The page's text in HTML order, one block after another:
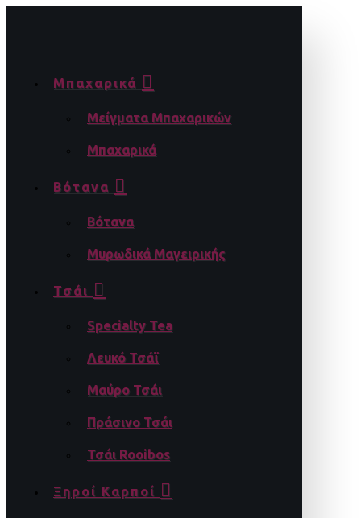
Μπαχαρικά
Μείγματα Μπαχαρικών
Μπαχαρικά
Βότανα
Βότανα
Μυρωδικά Μαγειρικής
Τσάι
Specialty Tea
Λευκό Τσάϊ
Μαύρο Τσάι
Πράσινο Τσάι
Τσάι Rooibos
Ξηροί Καρποί